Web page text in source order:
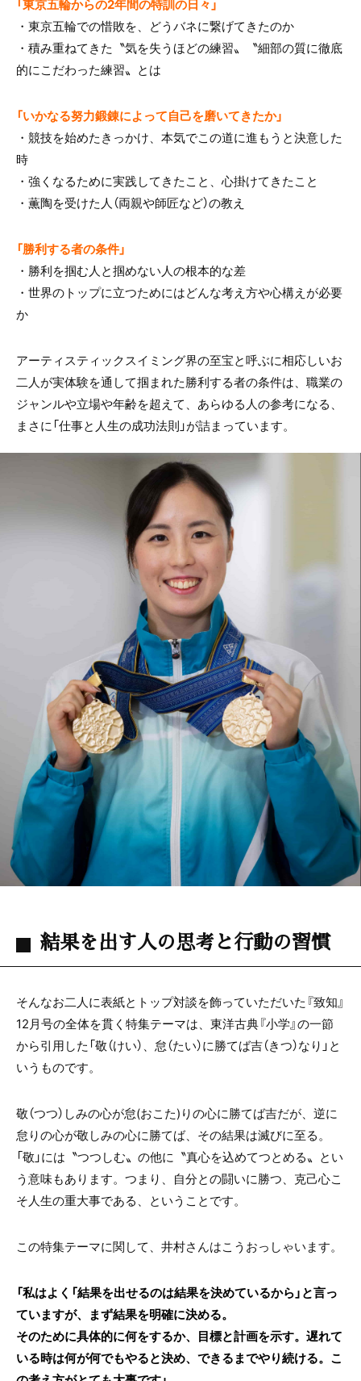
「東京五輪からの2年間の特訓の日々」
・東京五輪での惜敗を、どうバネに繋げてきたのか
・積み重ねてきた〝気を失うほどの練習〟〝細部の質に徹底
的にこだわった練習〟とは
「いかなる努力鍛錬によって自己を磨いてきたか」
・競技を始めたきっかけ、本気でこの道に進もうと決意した
時
・強くなるために実践してきたこと、心掛けてきたこと
・薫陶を受けた人（両親や師匠など）の教え
「勝利する者の条件」
・勝利を掴む人と掴めない人の根本的な差
・世界のトップに立つためにはどんな考え方や心構えが必要
か
アーティスティックスイミング界の至宝と呼ぶに相応しいお
二人が実体験を通して掴まれた勝利する者の条件は、職業の
ジャンルや立場や年齢を超えて、あらゆる人の参考になる、
まさに「仕事と人生の成功法則」が詰まっています。
結果を出す人の思考と行動の習慣
そんなお二人に表紙とトップ対談を飾っていただいた『致知』
12月号の全体を貫く特集テーマは、東洋古典『小学』の一節
から引用した「敬（けい）、怠（たい）に勝てば吉（きつ）なり」と
いうものです。
敬（つつ）しみの心が怠(おこた)りの心に勝てば吉だが、逆に
怠りの心が敬しみの心に勝てば、その結果は滅びに至る。
「敬」には〝つつしむ〟の他に〝真心を込めてつとめる〟とい
う意味もあります。つまり、自分との闘いに勝つ、克己心こ
そ人生の重大事である、ということです。
この特集テーマに関して、井村さんはこうおっしゃいます。
「私はよく「結果を出せるのは結果を決めているから」と言っ
ていますが、まず結果を明確に決める。
そのために具体的に何をするか、目標と計画を示す。遅れて
いる時は何が何でもやると決め、できるまでやり続ける。こ